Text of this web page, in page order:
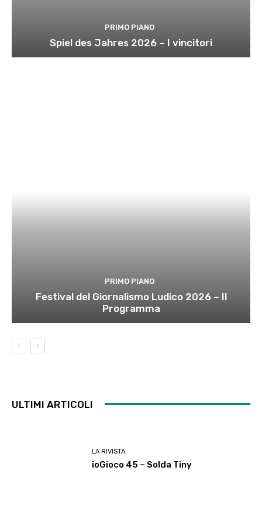
PRIMO PIANO
Spiel des Jahres 2026 – I vincitori
PRIMO PIANO
Festival del Giornalismo Ludico 2026 – Il
Programma
ULTIMI ARTICOLI
LA RIVISTA
ioGioco 45 – Solda Tiny